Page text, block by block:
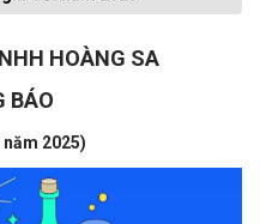
HOÀNG SA
BÁO
2025)